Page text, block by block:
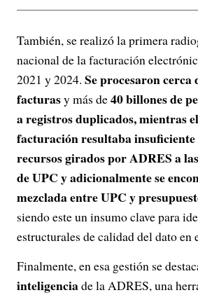
También, se realizó la primera
nacional de la facturación
2021 y 2024. Se procesaron cerca
facturasy más de40 billones de
a registros duplicados, mientras
facturación resultaba
recursos girados por ADRES a
de UPC y adicionalmente se
mezclada entre UPC y
siendo este un insumo clave para
estructurales de calidad del dato en
Finalmente, en esa gestión se
inteligenciade la ADRES, una